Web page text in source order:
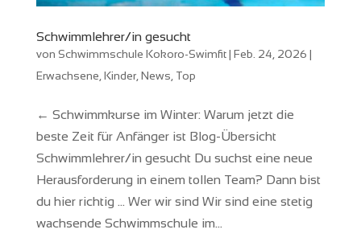
Schwimmlehrer/in gesucht
von Schwimmschule Kokoro-Swimfit| Feb. 24, 2026 |
Erwachsene Kinder, News Top
← Schwimmkurse im Winter: Warum jetzt die
beste Zeit für Anfänger ist Blog-Übersicht
Schwimmlehrer/in gesucht Du suchst eine neue
Herausforderung in einem tollen Team? Dann bist
du hier richtig … Wer wir sind Wir sind eine stetig
wachsende Schwimmschule im...